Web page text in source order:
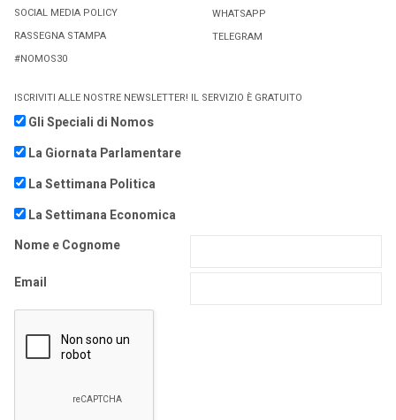
SOCIAL MEDIA POLICY
RASSEGNA STAMPA
#NOMOS30
WHATSAPP
TELEGRAM
ISCRIVITI ALLE NOSTRE NEWSLETTER! IL SERVIZIO È GRATUITO
Gli Speciali di Nomos
La Giornata Parlamentare
La Settimana Politica
La Settimana Economica
Nome e Cognome
Email